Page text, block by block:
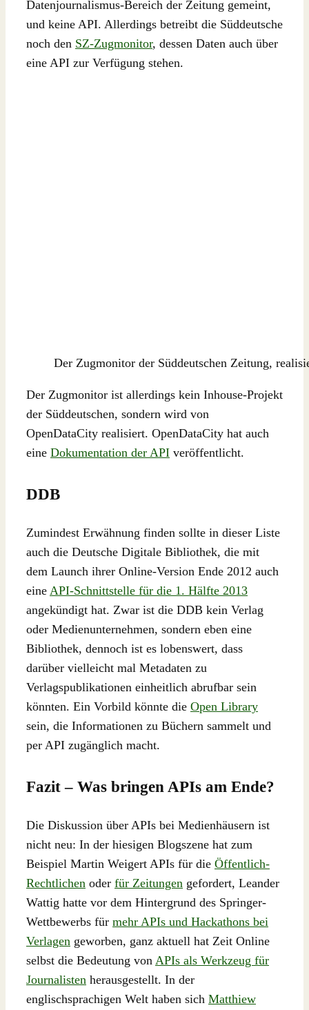
Datenjournalismus-Bereich der Zeitung gemeint,
und keine API. Allerdings betreibt die Süddeutsche
noch den SZ-Zugmonitor, dessen Daten auch über
eine API zur Verfügung stehen.
Der Zugmonitor der Süddeutschen Zeitung,
Der Zugmonitor ist allerdings kein Inhouse-Projekt
der Süddeutschen, sondern wird von
OpenDataCity realisiert. OpenDataCity hat auch
eine Dokumentation der API veröffentlicht.
DDB
Zumindest Erwähnung finden sollte in dieser Liste
auch die Deutsche Digitale Bibliothek, die mit
dem Launch ihrer Online-Version Ende 2012 auch
eine API-Schnittstelle für die 1. Hälfte 2013
angekündigt hat. Zwar ist die DDB kein Verlag
oder Medienunternehmen, sondern eben eine
Bibliothek, dennoch ist es lobenswert, dass
darüber vielleicht mal Metadaten zu
Verlagspublikationen einheitlich abrufbar sein
könnten. Ein Vorbild könnte die Open Library
sein, die Informationen zu Büchern sammelt und
per API zugänglich macht.
Fazit – Was bringen APIs am Ende?
Die Diskussion über APIs bei Medienhäusern ist
nicht neu: In der hiesigen Blogszene hat zum
Beispiel Martin Weigert APIs für die Öffentlich-
Rechtlichen oder für Zeitungen gefordert, Leander
Wattig hatte vor dem Hintergrund des Springer-
Wettbewerbs für mehr APIs und Hackathons bei
Verlagen geworben, ganz aktuell hat Zeit Online
selbst die Bedeutung von APIs als Werkzeug für
Journalisten herausgestellt. In der
englischsprachigen Welt haben sich Matthiew